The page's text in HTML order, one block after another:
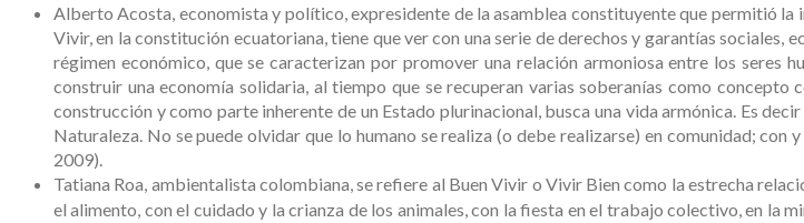
Alberto Acosta, economista y político, expresidente de la asamblea constituyente que permitió
Vivir, en la constitución ecuatoriana, tiene que ver con una serie de derechos y garantías
régimen económico, que se caracterizan por promover una relación armoniosa entre los seres
construir una economía solidaria, al tiempo que se recuperan varias soberanías como
construcción y como parte inherente de un Estado plurinacional, busca una vida armónica. Es
Naturaleza. No se puede olvidar que lo humano se realiza (o debe realizarse) en comunidad;
2009).
Tatiana Roa, ambientalista colombiana, se refiere al Buen Vivir o Vivir Bien como la estrecha
el alimento, con el cuidado y la crianza de los animales, con la fiesta en el trabajo colectivo, en la